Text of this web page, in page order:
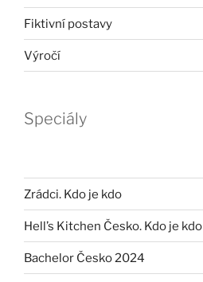
Fiktivní postavy
Výročí
Speciály
Zrádci. Kdo je kdo
Hell’s Kitchen Česko. Kdo je kdo
Bachelor Česko 2024